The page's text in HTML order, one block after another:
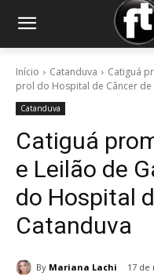
Início Catanduva
Catiguá
prol do Hospital de Câncer de
Catanduva
Catiguá
e Leilão de
do Hospital
Catanduva
By Mariana Lachi 17 de